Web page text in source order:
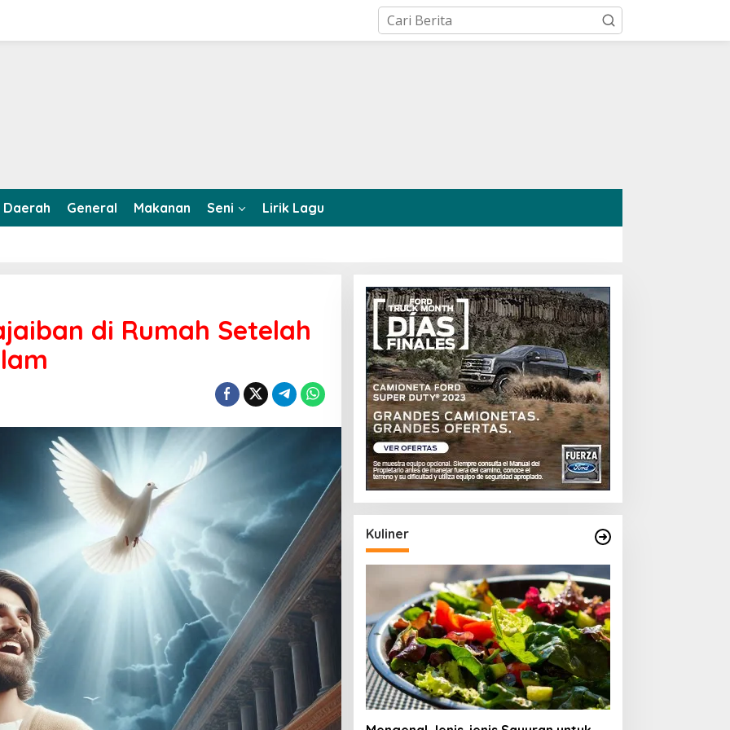
Daerah General Makanan Seni Lirik Lagu
di Rumah Setelah
Kuliner